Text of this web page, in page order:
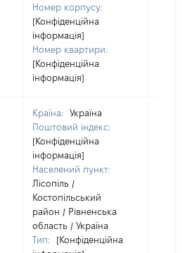
Номер корпусу:
[Конфіденційна
інформація]
Номер квартири:
[Конфіденційна
інформація]
Країна:
Україна
Поштовий індекс:
[Конфіденційна
інформація]
Населений пункт:
Лісопіль /
Костопільський
район / Рівненська
область / Україна
Тип:
[Конфіденційна